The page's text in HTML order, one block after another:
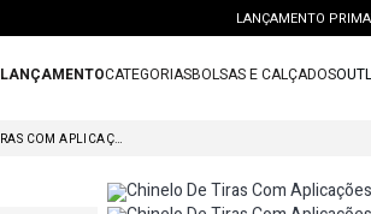
LANÇAMENTO
PERSONAL SHOPPER |
FRETE GRÁTIS | a
LANÇAMENTOCATEGORIASBOLSAS E CALÇADOS
CHINELO DE TIRAS COM APLICAÇÕES
2º
bolsa